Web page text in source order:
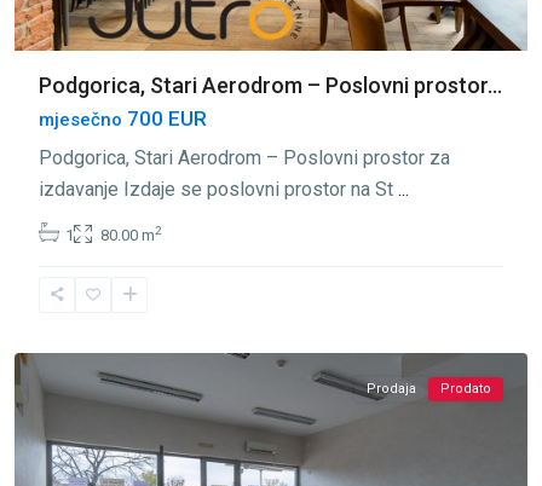
Podgorica, Stari Aerodrom – Poslovni prostor...
mjesečno 700 EUR
Podgorica, Stari Aerodrom – Poslovni prostor za
izdavanje Izdaje se poslovni prostor na St ...
1 80.00 m2
Aerodrom ,
Prodaja Prodato